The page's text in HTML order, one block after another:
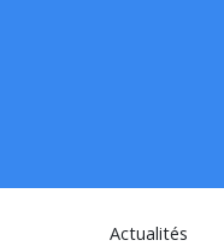
Actualités